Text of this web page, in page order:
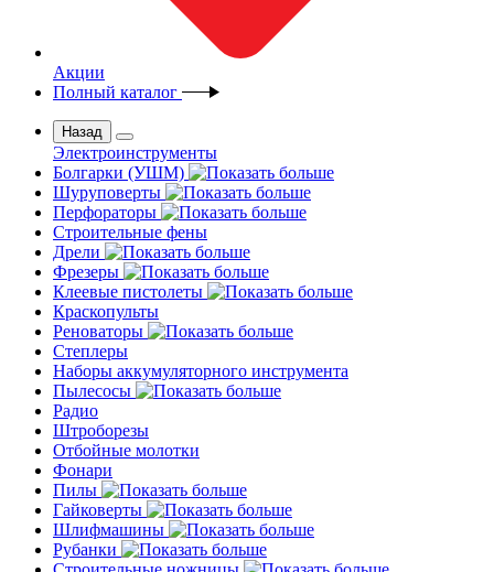
Акции
Полный каталог
Назад
Электроинструменты
Болгарки (УШМ)
Шуруповерты
Перфораторы
Строительные фены
Дрели
Фрезеры
Клеевые пистолеты
Краскопульты
Реноваторы
Степлеры
Наборы аккумуляторного инструмента
Пылесосы
Радио
Штроборезы
Отбойные молотки
Фонари
Пилы
Гайковерты
Шлифмашины
Рубанки